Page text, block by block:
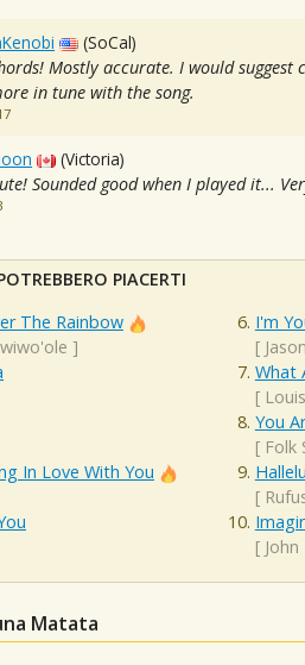
(SoCal)
Mostly accurate. I would suggest
in tune with the song.
(Victoria)
Sounded good when I played it...
PIACERTI
The Rainbow
]
In Love With You
I'm
[
What
[
You
[ Folk
[
[
Matata